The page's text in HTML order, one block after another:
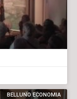
BELLUNO ECONOMIA